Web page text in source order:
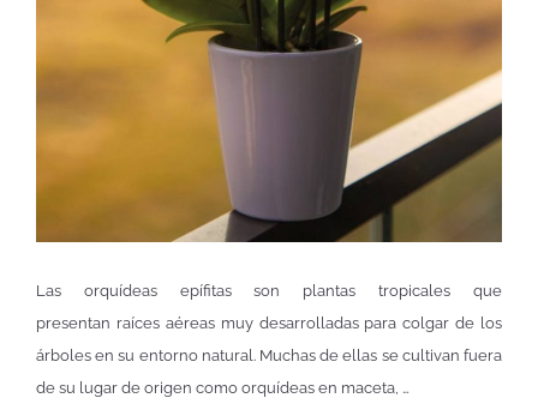
Las orquídeas epífitas son plantas tropicales que
presentan raíces aéreas muy desarrolladas para colgar de los
árboles en su entorno natural. Muchas de ellas se cultivan fuera
de su lugar de origen como orquídeas en maceta, …